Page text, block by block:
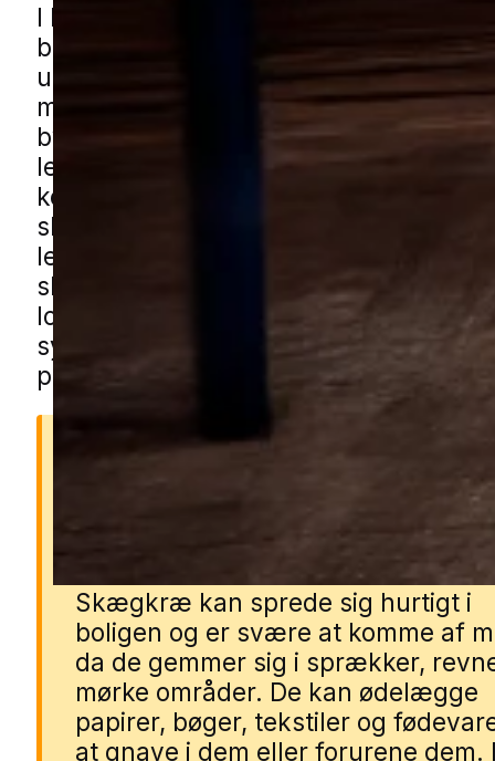
I Holstebro oplever både beboere i
boligkvarterer og nyere
udfordringer med skægkræ, især hvor
mange små loftrum, kældre eller
bygninger som skure og udhuse. Også
lejligheder tæt på centrum med tæt og
kompakt bebyggelse kan være
skægkræ får lov at brede sig mellem
lejligheder og gårdrum. Du kan få
skægkræhjælp i Holstebro gennem
lokale partnere, som ved, hvordan
systematisk gennemgår boligen og
plan, der faktisk virker i hverdagen.
Derfor er skægkræ et
Skægkræ kan sprede sig hurtigt i
boligen og er svære at komme af
da de gemmer sig i sprækker,
mørke områder. De kan ødelægge
papirer, bøger, tekstiler og
at gnave i dem eller forurene dem.